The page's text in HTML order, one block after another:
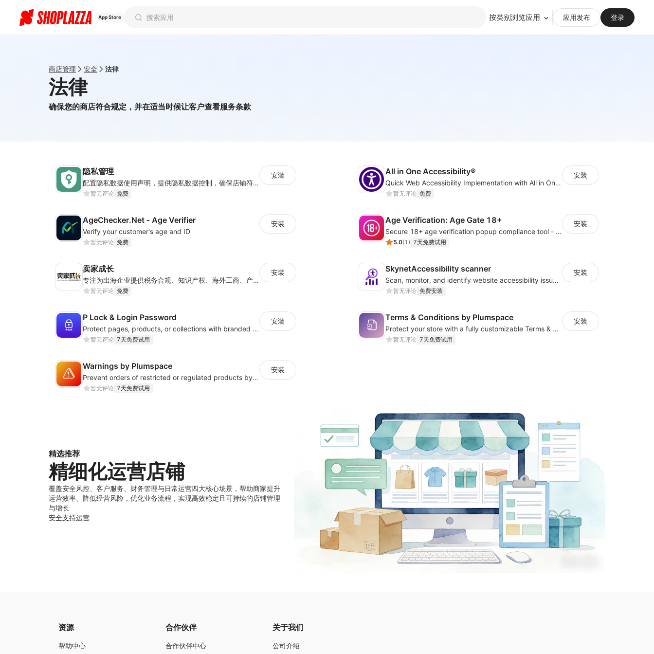
App Store 按类别浏览应用 应用发布 登录
商店管理 安全 法律
法律
确保您的商店符合规定，并在适当时候让客户查看服务条款
隐私管理
配置隐私数据使用声明，提供隐私数据控制，确保店铺符合经营地隐私法案
暂无评论 免费
安装 All in One Accessibility®
Quick Web Accessibility Implementation with All in One Accessibility!
暂无评论 免费
安装
AgeChecker.Net ‑ Age Verifier
Verify your customer's age and ID
暂无评论 免费
安装 Age Verification: Age Gate 18+
Secure 18+ age verification popup compliance tool - age gate for your website
5.0(1 ) 7天免费试用
安装
卖家成长
专注为出海企业提供税务合规、知识产权、海外工商、产品合规认证等全方位出海合规品质服务
暂无评论 免费
安装 SkynetAccessibility scanner
Scan, monitor, and identify website accessibility issues across WCAG, ADA, EAA
暂无评论 免费安装
安装
P Lock & Login Password
Protect pages, products, or collections with branded access screens
暂无评论 7天免费试用
安装 Terms & Conditions by Plumspace
Protect your store with a fully customizable Terms & Conditions checkbox
暂无评论 7天免费试用
安装
Warnings by Plumspace
Prevent orders of restricted or regulated products by showing clear messages
暂无评论 7天免费试用
安装
精选推荐
精细化运营店铺
覆盖安全风控、客户服务、财务管理与日常运营四大核心场景，帮助商家提升
运营效率、降低经营风险，优化业务流程，实现高效稳定且可持续的店铺管理
与增长
安全支持运营
资源
帮助中心
合作伙伴
合作伙伴中心
关于我们
公司介绍